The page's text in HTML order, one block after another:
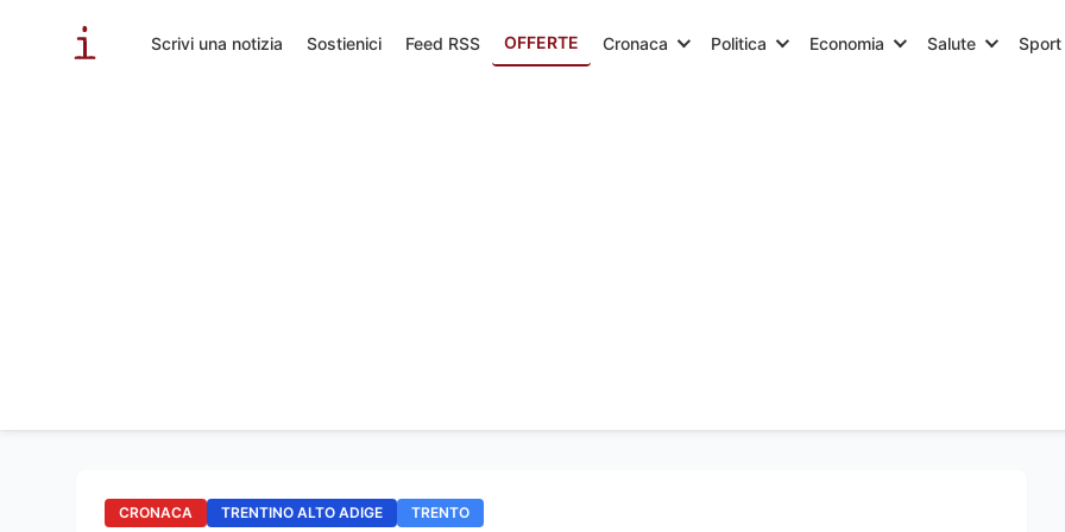
Scrivi una notizia Sostienici Feed RSS OFFERTE Cronaca Politica Economia Salute Sport
CRONACA TRENTINO ALTO ADIGE TRENTO